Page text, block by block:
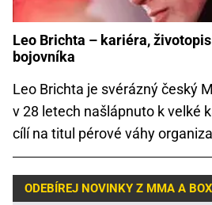
Leo Brichta – kariéra,
bojovníka
Leo Brichta je svérázný český
v 28 letech našlápnuto k velké
cílí na titul pérové váhy
ODEBÍREJ NOVINKY Z MMA A